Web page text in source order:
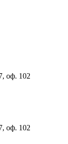
оф. 102
оф. 102